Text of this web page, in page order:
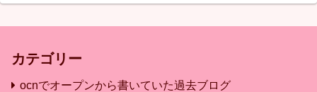
カテゴリー
ocnでオープンから書いていた過去ブログ